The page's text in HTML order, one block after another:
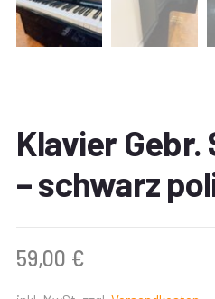
Klavier Gebr.
– schwarz
59,00 €